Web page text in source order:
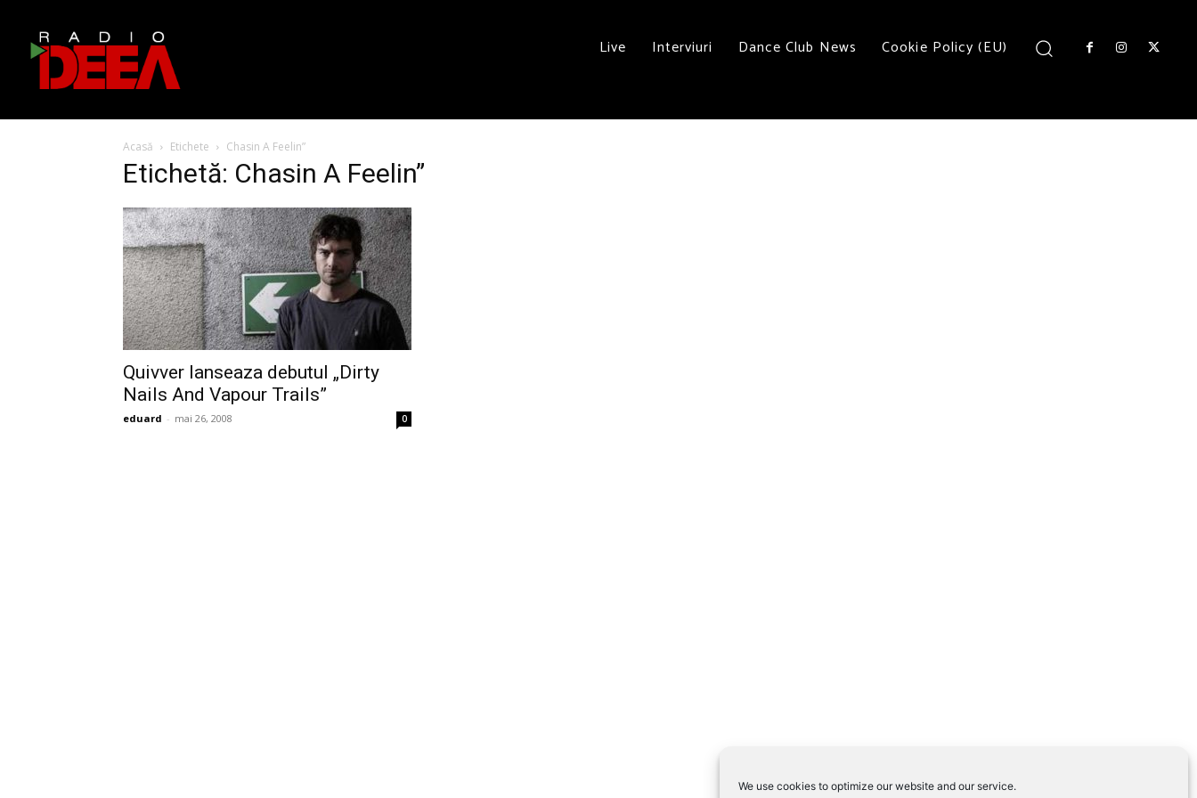
We use cookies to optimize our website and our service.
Live Interviuri Dance Club News Cookie Policy (EU)
Acasă Etichete Chasin A Feelin”
Etichetă: Chasin A Feelin”
Quivver lanseaza debutul „Dirty
Nails And Vapour Trails”
eduard - mai 26, 2008 0